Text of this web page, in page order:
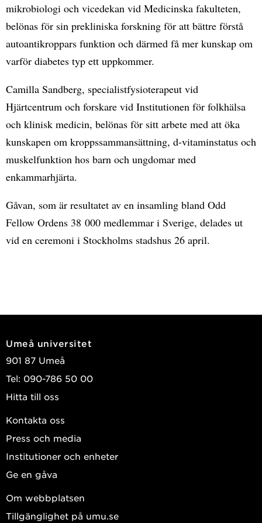
mikrobiologi och vicedekan vid Medicinska fakulteten,
belönas för sin prekliniska forskning för att bättre förstå
autoantikroppars funktion och därmed få mer kunskap om
varför diabetes typ ett uppkommer.
Camilla Sandberg, specialistfysioterapeut vid
Hjärtcentrum och forskare vid Institutionen för folkhälsa
och klinisk medicin, belönas för sitt arbete med att öka
kunskapen om kroppssammansättning, d-vitaminstatus och
muskelfunktion hos barn och ungdomar med
enkammarhjärta.
Gåvan, som är resultatet av en insamling bland Odd
Fellow Ordens 38 000 medlemmar i Sverige, delades ut
vid en ceremoni i Stockholms stadshus 26 april.
Umeå universitet
901 87 Umeå
Tel: 090-786 50 00
Hitta till oss
Kontakta oss
Press och media
Institutioner och enheter
Ge en gåva
Om webbplatsen
Tillgänglighet på umu.se